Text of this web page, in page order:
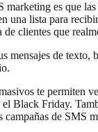
es que
una lista para
clientes que
mensajes de
te permiten
Black Friday.
campañas de SMS